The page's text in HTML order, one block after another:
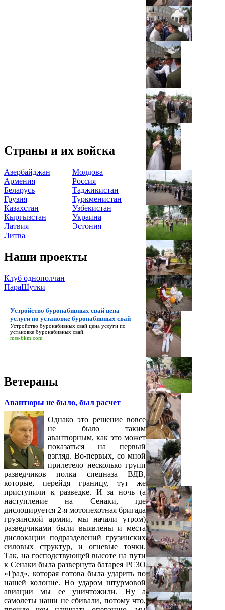
Страны и их войска
Азербайджан
Армения
Беларусь
Грузия
Казахстан
Кыргызстан
Латвия
Литва
Молдова
Россия
Таджикистан
Туркменистан
Узбекистан
Украина
Эстония
Наши проекты
Клуб однополчан
ПараШутки
Устройство буронабивных свай цена
услуги по установке буронабивных свай
Устройство буронабивных свай цена услуги по
установке буронабивных свай.
mss-bkm.com
Ветераны
Авантюры не было, был расчет
Однако это решение вовсе
не было таким
авантюрным, как это может
показаться на первый
взгляд. Во-первых, со мной
прилетело несколько групп
разведчиков полка спецназа ВДВ,
которые, перейдя границу, тут же
приступили к разведке. И за ночь (а
наступление на Сенаки, где
дислоцируется 2-я мотопехотная бригада
грузинской армии, мы начали утром)
разведчиками были выявлены и места
дислокации подразделений грузинских
силовых структур, и огневые точки.
Так, на господствующей высоте на пути
к Сенаки была развернута батарея РСЗО
«Град», которая готова была ударить по
нашей колонне. Но ударом штурмовой
авиации мы ее уничтожили. Ну а
самолеты наши не сбивали, потому что,